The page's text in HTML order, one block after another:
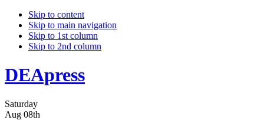
Skip to content
Skip to main navigation
Skip to 1st column
Skip to 2nd column
DEApress
Saturday
Aug 08th